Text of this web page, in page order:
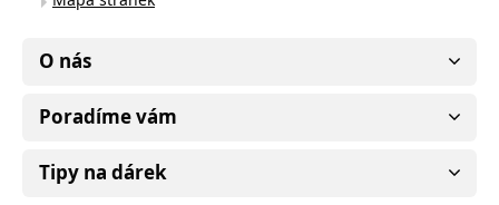
O nás
Poradíme vám
Tipy na dárek